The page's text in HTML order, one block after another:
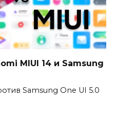
MIUI 14 и Samsung
Samsung One UI 5.0